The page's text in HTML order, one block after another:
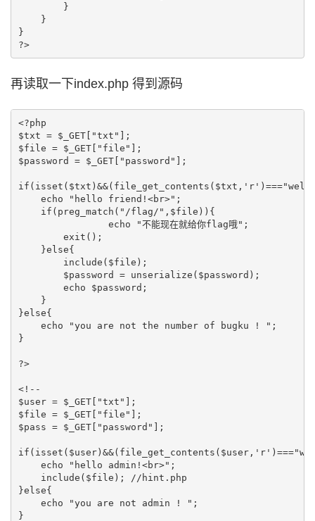
        }
    }
}
?>
再读取一下index.php 得到源码
<?php
$txt = $_GET["txt"];
$file = $_GET["file"];
$password = $_GET["password"];
    echo "hello friend!<br>";
    if(preg_match("/flag/",$file)){
        exit();
    }else{
        include($file);
        $password = unserialize($password);
        echo $password;
    }
}else{
    echo "you are not the number of bugku ! ";
}
?>
<!--
$user = $_GET["txt"];
$file = $_GET["file"];
$pass = $_GET["password"];
    echo "hello admin!<br>";
    include($file); //hint.php
}else{
    echo "you are not admin ! ";
}